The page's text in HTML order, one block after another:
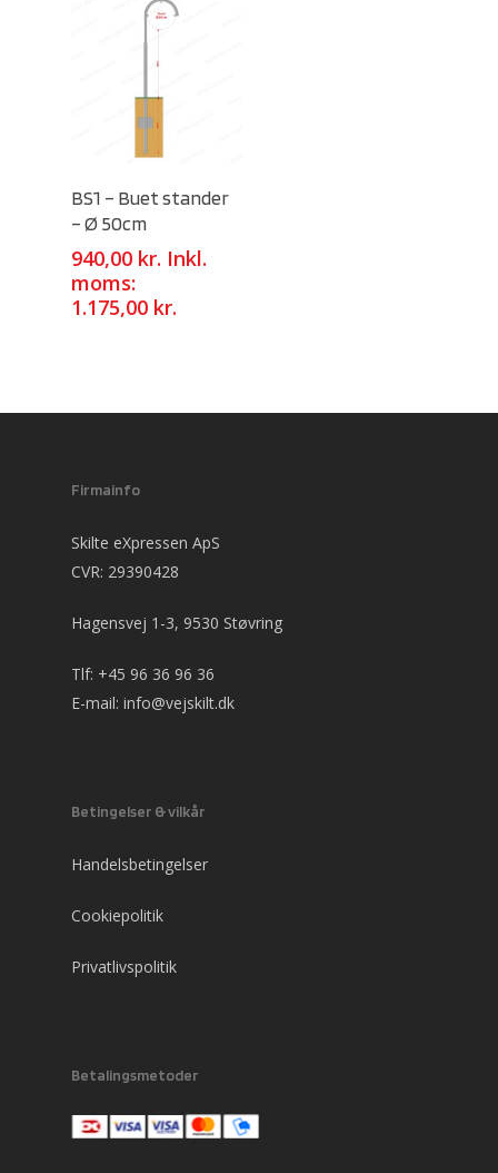
BS1 – Buet stander
– Ø 50cm
940,00 kr. Inkl.
moms:
1.175,00 kr.
Firmainfo
Skilte eXpressen ApS
CVR: 29390428
Hagensvej 1-3, 9530 Støvring
Tlf: +45 96 36 96 36
E-mail: info@vejskilt.dk
Betingelser & vilkår
Handelsbetingelser
Cookiepolitik
Privatlivspolitik
Betalingsmetoder